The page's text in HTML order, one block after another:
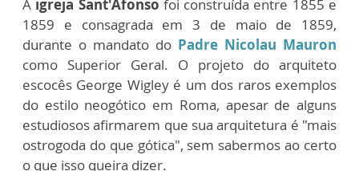
A igreja Sant'Afonso foi construída entre 1855 e
1859 e consagrada em 3 de maio de 1859,
durante o mandato do Padre Nicolau Mauron
como Superior Geral. O projeto do arquiteto
escocês George Wigley é um dos raros exemplos
do estilo neogótico em Roma, apesar de alguns
estudiosos afirmarem que sua arquitetura é "mais
ostrogoda do que gótica", sem sabermos ao certo
o que isso queira dizer.